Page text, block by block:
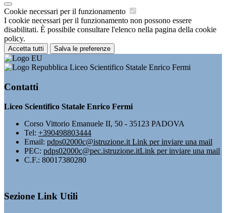
Cookie necessari per il funzionamento
I cookie necessari per il funzionamento non possono essere
disabilitati. È possibile consultare l'elenco nella pagina della cookie
policy.
Accetta tutti Salva le preferenze
Liceo Scientifico Statale Enrico Fermi
Contatti
Liceo Scientifico Statale Enrico Fermi
Corso Vittorio Emanuele II, 50 - 35123 PADOVA
Tel: +390498803444
Email: pdps02000c@istruzione.it Link per inviare una mail
PEC: pdps02000c@pec.istruzione.itLink per inviare una mail
C.F.: 80017380280
Sezione Link Utili